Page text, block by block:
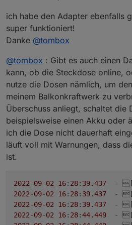
ich habe den Adapter ebenfalls
super funktioniert!
Danke @tombox
@tombox : Gibt es auch einen
kann, ob die Steckdose online,
nutze die Dosen nämlich, um
meinem Balkonkraftwerk zu
Überschuss anliegt, schaltet die
beispielsweise einen Akku oder
ich die Dose nicht dauerhaft
läuft voll mit Warnungen, dass
ist.
2022-09-02 16: 28: 39.437 -
2022-09-02 16: 28: 39.437 -
2022-09-02 16: 28: 39.437 -
2022-09-02 16: 28:44.449 -